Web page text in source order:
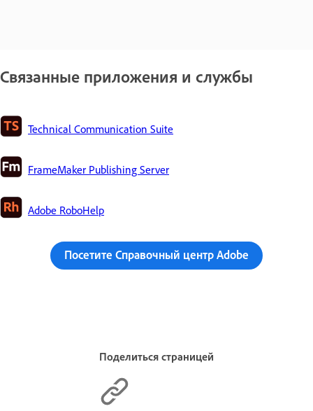
Связанные приложения и службы
Technical Communication Suite
FrameMaker Publishing Server
Adobe RoboHelp
Посетите Справочный центр Adobe
Поделиться страницей